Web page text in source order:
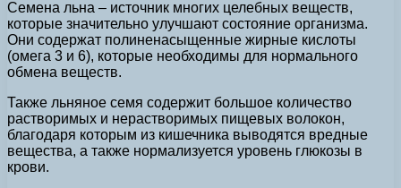
Семена льна – источник многих целебных веществ,
которые значительно улучшают состояние организма.
Они содержат полиненасыщенные жирные кислоты
(омега 3 и 6), которые необходимы для нормального
обмена веществ.
Также льняное семя содержит большое количество
растворимых и нерастворимых пищевых волокон,
благодаря которым из кишечника выводятся вредные
вещества, а также нормализуется уровень глюкозы в
крови.